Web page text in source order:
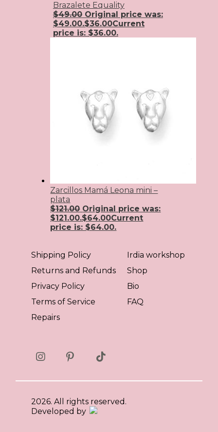
Brazalete Equality
$49.00 Original price was:
$49.00.$36.00Current
price is: $36.00.
Zarcillos Mamá Leona mini –
plata
$121.00 Original price was:
$121.00.$64.00Current
price is: $64.00.
Shipping Policy
Returns and Refunds
Privacy Policy
Terms of Service
Repairs
Irdia workshop
Shop
Bio
FAQ
2026. All rights reserved.
Developed by